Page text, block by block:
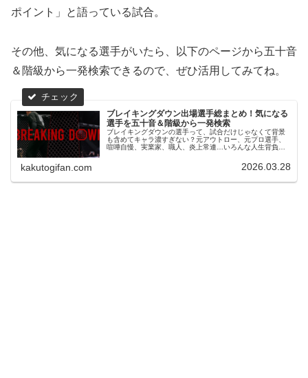
ポイント」と語っている試合。
その他、気になる選手がいたら、以下のページから五十音
＆階級から一発検索できるので、ぜひ活用してみてね。
ブレイキングダウン出場選手総まとめ！気になる
選手を五十音＆階級から一発検索
ブレイキングダウンの選手って、試合だけじゃなくて背景
も含めてキャラ濃すぎない？元アウトロー、元プロ選手、
喧嘩自慢、実業家、職人、炎上常連…いろんな人生背負っ
kakutogifan.com 2026.03.28